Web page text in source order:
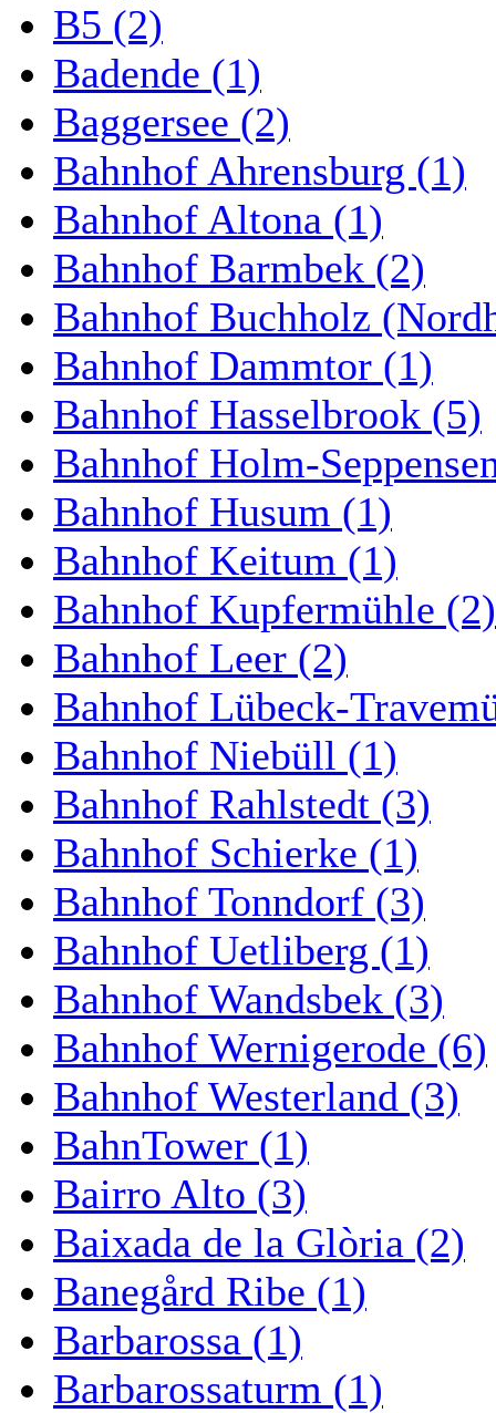
B5 (2)
Badende (1)
Baggersee (2)
Bahnhof Ahrensburg (1)
Bahnhof Altona (1)
Bahnhof Barmbek (2)
Bahnhof Buchholz
Bahnhof Dammtor (1)
Bahnhof Hasselbrook (5)
Bahnhof Holm-
Bahnhof Husum (1)
Bahnhof Keitum (1)
Bahnhof Kupfermühle (2)
Bahnhof Leer (2)
Bahnhof Lübeck-
Bahnhof Niebüll (1)
Bahnhof Rahlstedt (3)
Bahnhof Schierke (1)
Bahnhof Tonndorf (3)
Bahnhof Uetliberg (1)
Bahnhof Wandsbek (3)
Bahnhof Wernigerode (6)
Bahnhof Westerland (3)
BahnTower (1)
Bairro Alto (3)
Baixada de la Glòria (2)
Banegård Ribe (1)
Barbarossa (1)
Barbarossaturm (1)